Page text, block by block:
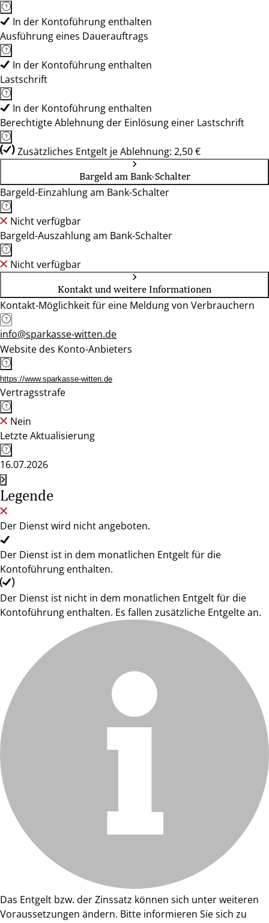
In der Kontoführung enthalten
Ausführung eines Dauerauftrags
In der Kontoführung enthalten
Lastschrift
In der Kontoführung enthalten
Berechtigte Ablehnung der Einlösung einer Lastschrift
Zusätzliches Entgelt je Ablehnung: 2,50 €
Bargeld am Bank-Schalter
Bargeld-Einzahlung am Bank-Schalter
Nicht verfügbar
Bargeld-Auszahlung am Bank-Schalter
Nicht verfügbar
Kontakt und weitere Informationen
Kontakt-Möglichkeit für eine Meldung von Verbrauchern
info@sparkasse-witten.de
Website des Konto-Anbieters
https://www.sparkasse-witten.de
Vertragsstrafe
Nein
Letzte Aktualisierung
16.07.2026
Legende
Der Dienst wird nicht angeboten.
Der Dienst ist in dem monatlichen Entgelt für die
Kontoführung enthalten.
Der Dienst ist nicht in dem monatlichen Entgelt für die
Kontoführung enthalten. Es fallen zusätzliche Entgelte an.
Das Entgelt bzw. der Zinssatz können sich unter weiteren
Voraussetzungen ändern. Bitte informieren Sie sich zu